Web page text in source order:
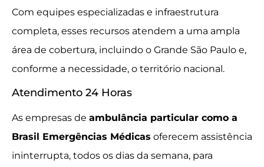
Com equipes especializadas e infraestrutura
completa, esses recursos atendem a uma ampla
área de cobertura, incluindo o Grande São Paulo e,
conforme a necessidade, o território nacional.
Atendimento 24 Horas
As empresas de ambulância particular como a
Brasil Emergências Médicas oferecem assistência
ininterrupta, todos os dias da semana, para